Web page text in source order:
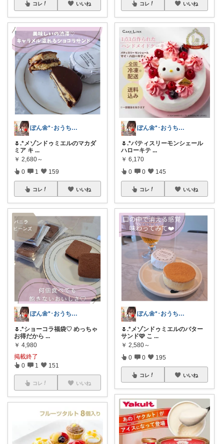
コレ いいね
ぽん🌼*･おうちカフェꕤ︎︎·͜·☕
‎‎🌷.*メゾンドゥミエルのマカダ
ミア キ ...
￥ 2,680～
0 1 159
コレ いいね
ぽん🌼*･おうちカフェꕤ︎︎·͜·☕
🌷.*ショーコラ福袋♡ めっちゃ
お得だから ...
￥ 4,980
掲載終了
0 1 151
コレ いいね
コレ いいね
ぽん🌼*･おうちカフェꕤ︎︎·͜·☕
🌷.*パティスリーモンシェール
ハローキテ ...
￥ 6,170
0 0 145
コレ いいね
ぽん🌼*･おうちカフェꕤ︎︎·͜·☕
🌷.*メゾンドゥミエルのバター
サンド🩷 こ ...
￥ 2,580～
0 0 195
コレ いいね